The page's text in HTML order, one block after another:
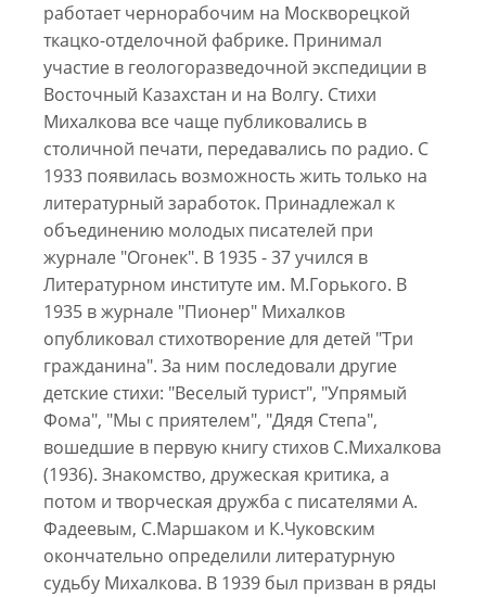
работает чернорабочим на Москворецкой
ткацко-отделочной фабрике. Принимал
участие в геологоразведочной экспедиции в
Восточный Казахстан и на Волгу. Стихи
Михалкова все чаще публиковались в
столичной печати, передавались по радио. С
1933 появилась возможность жить только на
литературный заработок. Принадлежал к
объединению молодых писателей при
журнале "Огонек". В 1935 - 37 учился в
Литературном институте им. М.Горького. В
1935 в журнале "Пионер" Михалков
опубликовал стихотворение для детей "Три
гражданина". За ним последовали другие
детские стихи: "Веселый турист", "Упрямый
Фома", "Мы с приятелем", "Дядя Степа",
вошедшие в первую книгу стихов С.Михалкова
(1936). Знакомство, дружеская критика, а
потом и творческая дружба с писателями А.
Фадеевым, С.Маршаком и К.Чуковским
окончательно определили литературную
судьбу Михалкова. В 1939 был призван в ряды